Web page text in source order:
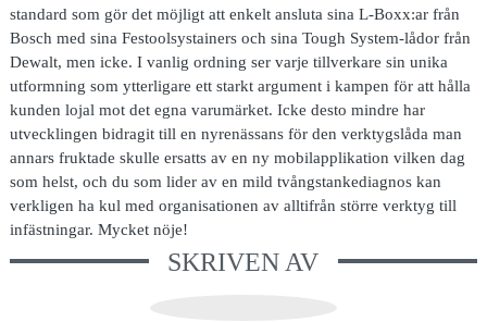
standard som gör det möjligt att enkelt ansluta sina L-Boxx:ar från
Bosch med sina Festoolsystainers och sina Tough System-lådor från
Dewalt, men icke. I vanlig ordning ser varje tillverkare sin unika
utformning som ytterligare ett starkt argument i kampen för att hålla
kunden lojal mot det egna varumärket. Icke desto mindre har
utvecklingen bidragit till en nyrenässans för den verktygslåda man
annars fruktade skulle ersatts av en ny mobilapplikation vilken dag
som helst, och du som lider av en mild tvångstankediagnos kan
verkligen ha kul med organisationen av alltifrån större verktyg till
infästningar. Mycket nöje!
SKRIVEN AV